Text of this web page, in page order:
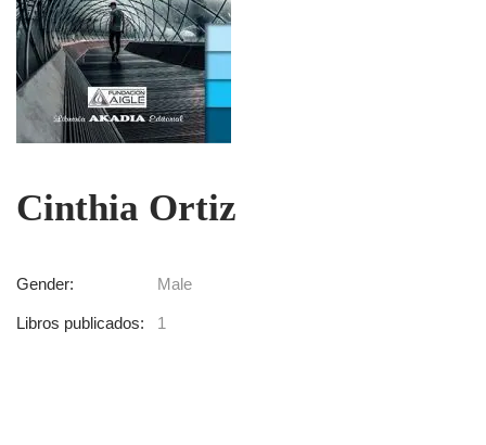
Cinthia Ortiz
Gender: Male
Libros publicados: 1